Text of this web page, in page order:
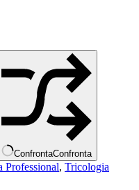
ConfrontaConfronta
Professional, Tricologia